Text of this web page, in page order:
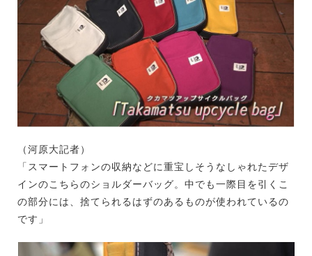
（河原大記者）
「スマートフォンの収納などに重宝しそうなしゃれたデザ
インのこちらのショルダーバッグ。中でも一際目を引くこ
の部分には、捨てられるはずのあるものが使われているの
です」